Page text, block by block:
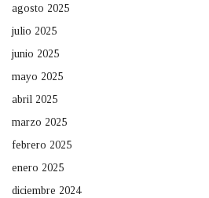
agosto 2025
julio 2025
junio 2025
mayo 2025
abril 2025
marzo 2025
febrero 2025
enero 2025
diciembre 2024